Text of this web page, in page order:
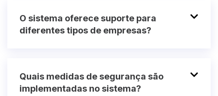
O sistema oferece suporte para
diferentes tipos de empresas?
Quais medidas de segurança são
implementadas no sistema?